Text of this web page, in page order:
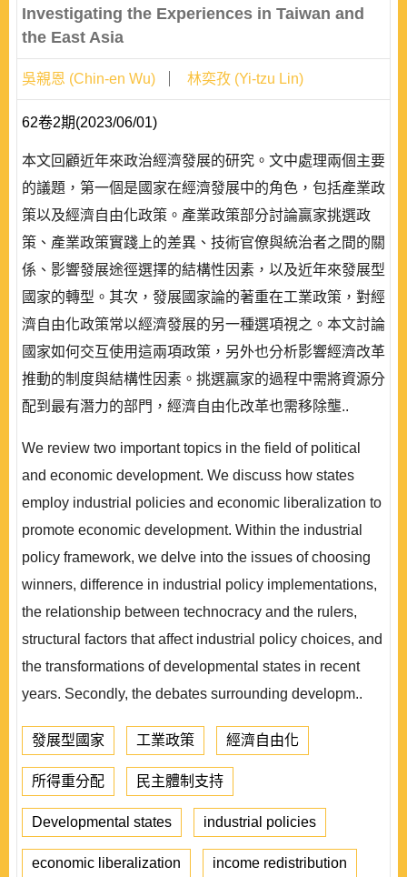
Investigating the Experiences in Taiwan and
the East Asia
吳親恩 (Chin-en Wu) 林奕孜 (Yi-tzu Lin)
62卷2期(2023/06/01)
本文回顧近年來政治經濟發展的研究。文中處理兩個主要
的議題，第一個是國家在經濟發展中的角色，包括產業政
策以及經濟自由化政策。產業政策部分討論贏家挑選政
策、產業政策實踐上的差異、技術官僚與統治者之間的關
係、影響發展途徑選擇的結構性因素，以及近年來發展型
國家的轉型。其次，發展國家論的著重在工業政策，對經
濟自由化政策常以經濟發展的另一種選項視之。本文討論
國家如何交互使用這兩項政策，另外也分析影響經濟改革
推動的制度與結構性因素。挑選贏家的過程中需將資源分
配到最有潛力的部門，經濟自由化改革也需移除壟..
We review two important topics in the field of political
and economic development. We discuss how states
employ industrial policies and economic liberalization to
promote economic development. Within the industrial
policy framework, we delve into the issues of choosing
winners, difference in industrial policy implementations,
the relationship between technocracy and the rulers,
structural factors that affect industrial policy choices, and
the transformations of developmental states in recent
years. Secondly, the debates surrounding developm..
發展型國家 工業政策 經濟自由化
所得重分配 民主體制支持
Developmental states industrial policies
economic liberalization income redistribution